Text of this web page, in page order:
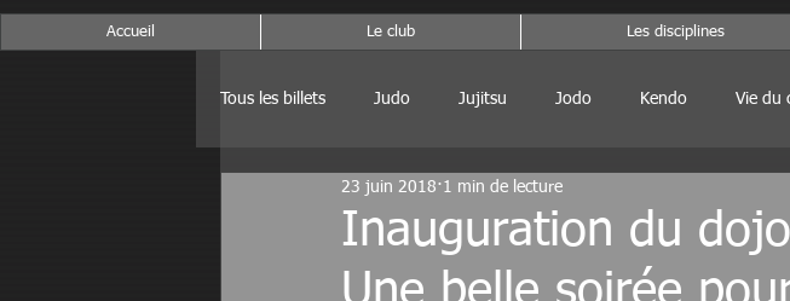
Accueil Le club Les disciplines
Tous les billets Judo Jujitsu Jodo Kendo Vie du
Inauguration du
23 juin 2018 1 min de lecture